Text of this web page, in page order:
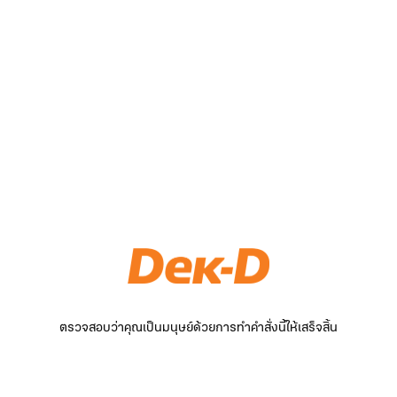
ตรวจสอบว่าคุณเป็นมนุษย์ด้วยการทำคำสั่งนี้ให้เสร็จสิ้น